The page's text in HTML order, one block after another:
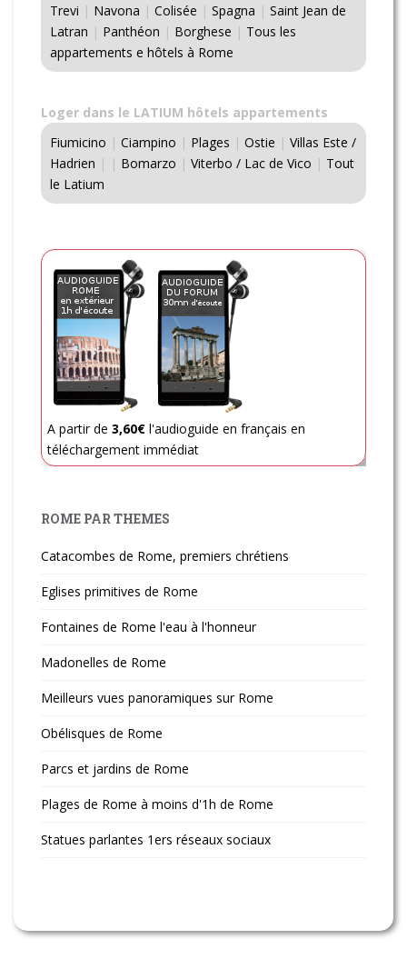
Trevi | Navona | Colisée | Spagna | Saint Jean de
Latran | Panthéon | Borghese | Tous les
appartements e hôtels à Rome
Loger dans le LATIUM hôtels appartements
Fiumicino | Ciampino | Plages | Ostie | Villas Este /
Hadrien | | Bomarzo | Viterbo / Lac de Vico | Tout
le Latium
A partir de 3,60€ l'audioguide en français en
téléchargement immédiat
ROME PAR THEMES
Catacombes de Rome, premiers chrétiens
Eglises primitives de Rome
Fontaines de Rome l'eau à l'honneur
Madonelles de Rome
Meilleurs vues panoramiques sur Rome
Obélisques de Rome
Parcs et jardins de Rome
Plages de Rome à moins d'1h de Rome
Statues parlantes 1ers réseaux sociaux